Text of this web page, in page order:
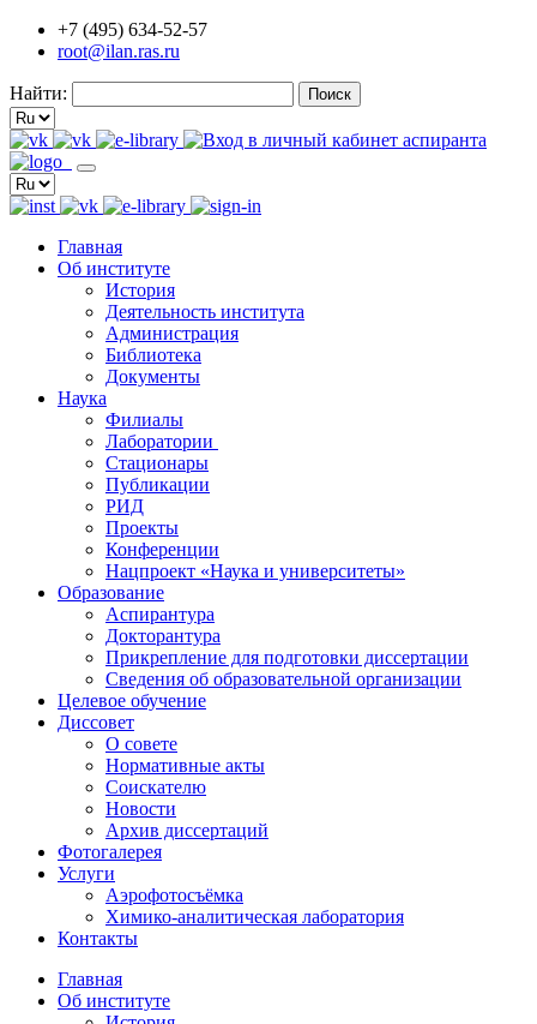
+7 (495) 634-52-57
root@ilan.ras.ru
Найти:
Главная
Об институте
История
Деятельность института
Администрация
Библиотека
Документы
Наука
Филиалы
Лаборатории
Стационары
Публикации
РИД
Проекты
Конференции
Нацпроект «Наука и университеты»
Образование
Аспирантура
Докторантура
Прикрепление для подготовки диссертации
Сведения об образовательной организации
Целевое обучение
Диссовет
О совете
Нормативные акты
Соискателю
Новости
Архив диссертаций
Фотогалерея
Услуги
Аэрофотосъёмка
Химико-аналитическая лаборатория
Контакты
Главная
Об институте